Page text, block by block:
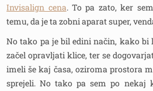
Invisalign cena. To pa zato, ker
temu, da je ta zobni aparat super,
No tako pa je bil edini način, kako bi
začel opravljati klice, ter se
imeli še kaj časa, oziroma prostora
sprejeli. No tako pa sem po nekaj